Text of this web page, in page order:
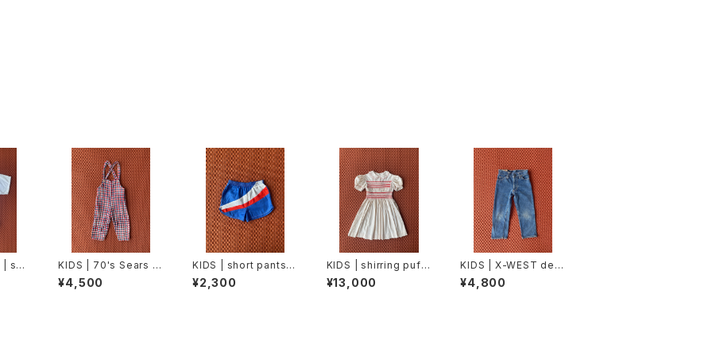
sail
KIDS | 70's Sears s
alopette (90cm)
¥4,500
KIDS | short pants
(110cm)
¥2,300
KIDS | shirring puff
dress (2〜3歳)
¥13,000
KIDS | X-WEST deni
m pants (90cm)
¥4,800